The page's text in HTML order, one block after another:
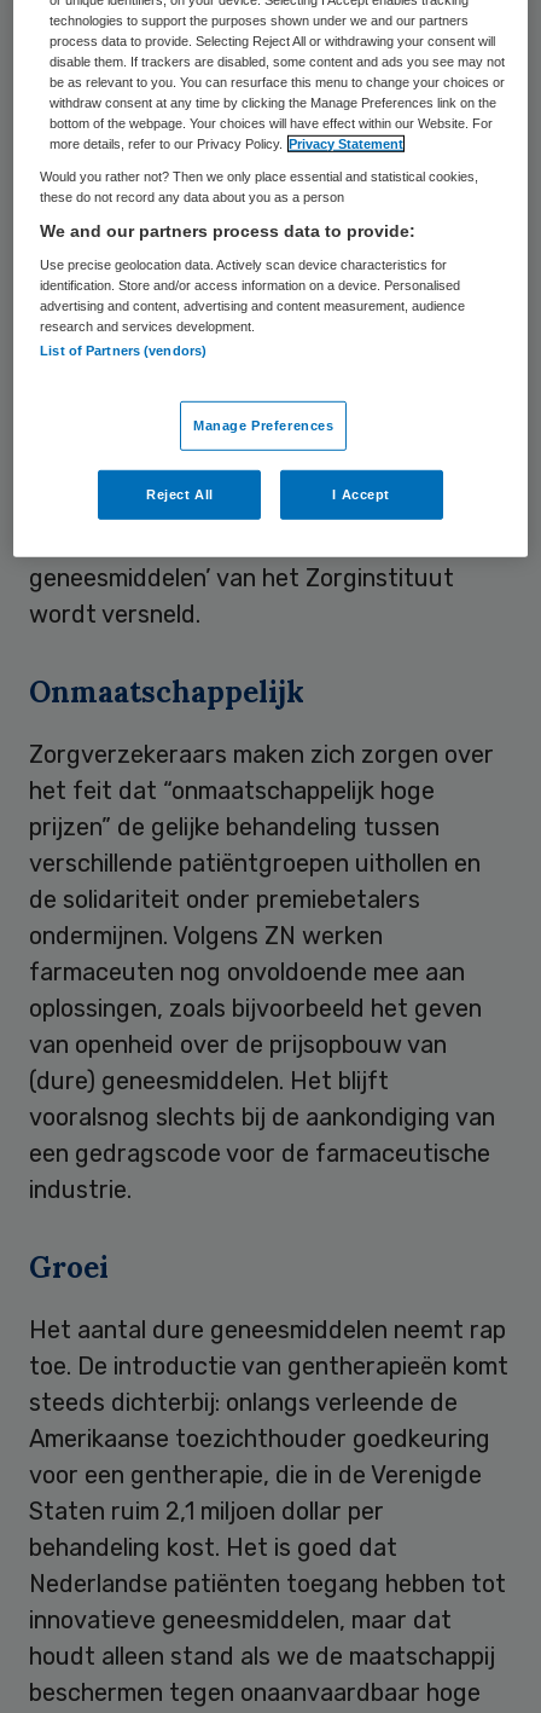
Geneesmiddelen in de sluis zijn al wel
beschikbaar voor patiënten, terwijl de
minister noggeen definitief besluitheeft
genomen over toelating tot het
basispakket.
Herbeoordeling
Daarnaast moeten er wat ZN betreft vaker
herbeoordelingen van de bestaande
geneesmiddelen plaatsvinden als blijkt dat
de beloftes van fabrikanten over de
effectiviteit van het geneesmiddel niet
worden waargemaakt. Ook wil ZN dat het
geneesmiddelen’ van het Zorginstituut
wordt versneld.
Onmaatschappelijk
Zorgverzekeraars maken zich zorgen over
het feit dat “onmaatschappelijk hoge
prijzen” de gelijke behandeling tussen
verschillende patiëntgroepen uithollen en
de solidariteit onder premiebetalers
ondermijnen. Volgens ZN werken
farmaceuten nog onvoldoende mee aan
oplossingen, zoals bijvoorbeeld het geven
van openheid over de prijsopbouw van
(dure) geneesmiddelen. Het blijft
vooralsnog slechts bij de aankondiging van
een gedragscode voor de farmaceutische
industrie.
Groei
Het aantal dure geneesmiddelen neemt rap
toe. De introductie van gentherapieën komt
steeds dichterbij: onlangs verleende de
Amerikaanse toezichthouder goedkeuring
voor een gentherapie, die in de Verenigde
Staten ruim 2,1 miljoen dollar per
behandeling kost. Het is goed dat
Nederlandse patiënten toegang hebben tot
innovatieve geneesmiddelen, maar dat
houdt alleen stand als we de maatschappij
beschermen tegen onaanvaardbaar hoge
technologies to support the purposes shown under we and our partners
process data to provide. Selecting Reject All or withdrawing your consent will
disable them. If trackers are disabled, some content and ads you see may not
be as relevant to you. You can resurface this menu to change your choices or
withdraw consent at any time by clicking the Manage Preferences link on the
bottom of the webpage. Your choices will have effect within our Website. For
more details, refer to our Privacy Policy.
Privacy Statement
Would you rather not? Then we only place essential and statistical cookies,
these do not record any data about you as a person
We and our partners process data to provide:
Use precise geolocation data. Actively scan device characteristics for
identification. Store and/or access information on a device. Personalised
advertising and content, advertising and content measurement, audience
research and services development.
List of Partners (vendors)
Manage Preferences
Reject All I Accept